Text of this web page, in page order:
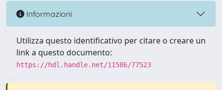
Informazioni
Utilizza questo identificativo per citare o creare un
link a questo documento:
https://hdl.handle.net/11586/77523